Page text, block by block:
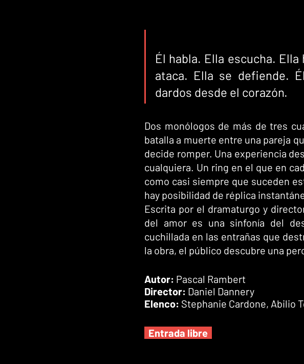
Él habla. Ella escucha.
ataca. Ella se defiende.
dardos desde el corazón.
Dos monólogos de más de tres
batalla a muerte entre una pareja
decide romper. Una experiencia
cualquiera. Un ring en el que en
como casi siempre que suceden
hay posibilidad de réplica
Escrita por el dramaturgo y
del amor es una sinfonía del
cuchillada en las entrañas que
la obra, el público descubre una
Autor: Pascal Rambert
Director: Daniel Dannery
Elenco: Stephanie Cardone, Abilio
  Entrada libre